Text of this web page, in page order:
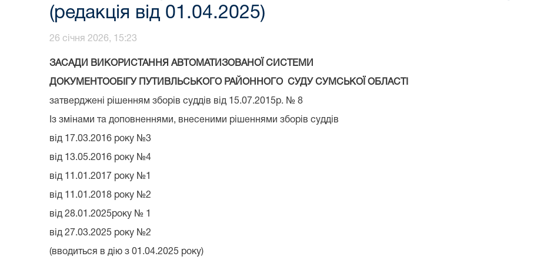
(редакція від 01.04.2025)
26 січня 2026, 15:23
ЗАСАДИ ВИКОРИСТАННЯ АВТОМАТИЗОВАНОЇ СИСТЕМИ
ДОКУМЕНТООБІГУ ПУТИВЛЬСЬКОГО РАЙОННОГО СУДУ СУМСЬКОЇ ОБЛАСТІ
затверджені рішенням зборів суддів від 15.07.2015р. № 8
Із змінами та доповненнями, внесеними рішеннями зборів суддів
від 17.03.2016 року №3
від 13.05.2016 року №4
від 11.01.2017 року №1
від 11.01.2018 року №2
від 28.01.2025року № 1
від 27.03.2025 року №2
(вводиться в дію з 01.04.2025 року)